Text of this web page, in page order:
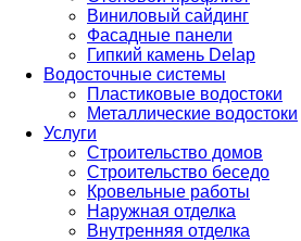
Виниловый сайдинг
Фасадные панели
Гипкий камень Delap
Водосточные системы
Пластиковые водостоки
Металлические водостоки
Услуги
Строительство домов
Строительство беседо
Кровельные работы
Наружная отделка
Внутренняя отделка